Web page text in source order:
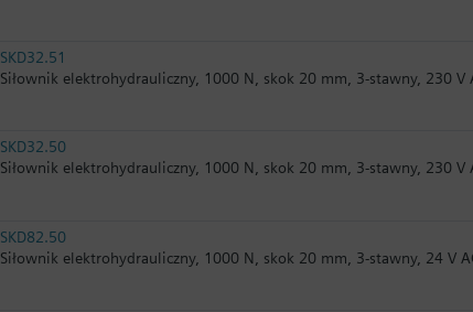
SKD32.51
Siłownik elektrohydrauliczny, 1000 N, skok 20 mm, 3-stawny, 230 V
SKD32.50
Siłownik elektrohydrauliczny, 1000 N, skok 20 mm, 3-stawny, 230 V
SKD82.50
Siłownik elektrohydrauliczny, 1000 N, skok 20 mm, 3-stawny, 24 V